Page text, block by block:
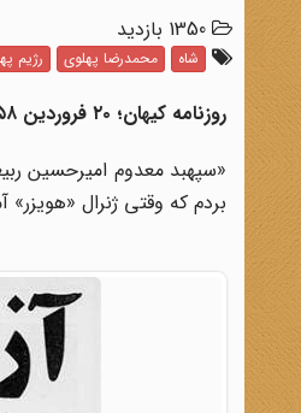
شاه محمدرضا پهلوی رژیم
روزنامه کیهان؛ ۲۰ فروردین ۱۳۵۸
«سپهبد معدوم امیرحسین
بردم که وقتی ژنرال «هویزر»